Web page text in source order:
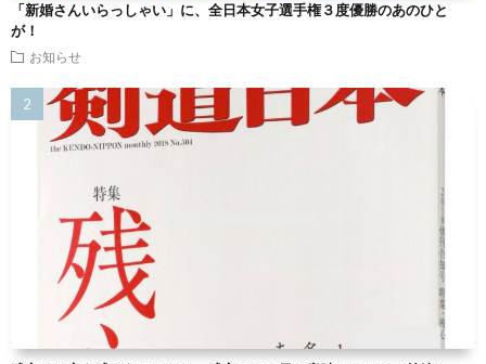
「新婚さんいらっしゃい」に、全日本女子選手権３度優勝のあのひと
が！
お知らせ